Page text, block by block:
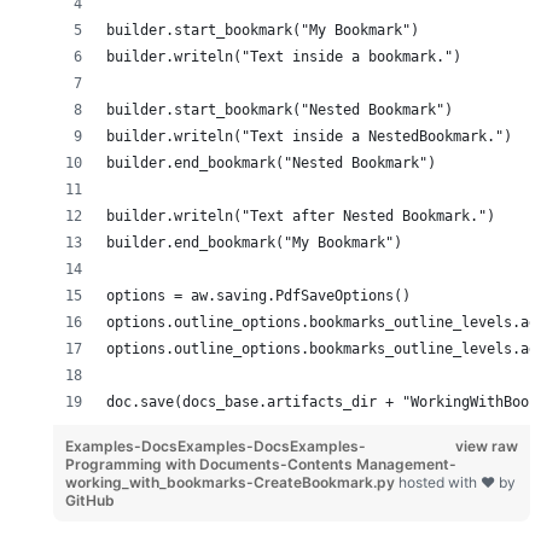
builder.start_bookmark("My Bookmark")
builder.writeln("Text inside a bookmark.")
builder.start_bookmark("Nested Bookmark")
builder.writeln("Text inside a NestedBookmark.")
builder.end_bookmark("Nested Bookmark")
builder.writeln("Text after Nested Bookmark.")
builder.end_bookmark("My Bookmark")
options = aw.saving.PdfSaveOptions()
doc.save(docs_base.artifacts_dir +
view raw
Examples-DocsExamples-DocsExamples-
Programming with Documents-Contents Management-
working_with_bookmarks-CreateBookmark.py hosted with ❤ by
GitHub